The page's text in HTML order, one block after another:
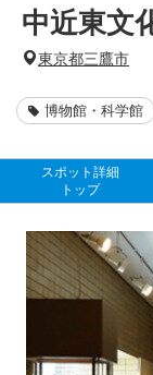
中近東文
東京都三鷹市
博物館・科学館
スポット詳細
トップ